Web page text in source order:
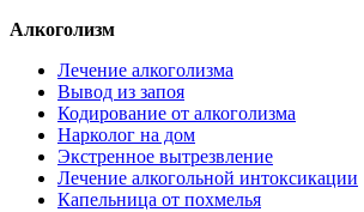
Алкоголизм
Лечение алкоголизма
Вывод из запоя
Кодирование от алкоголизма
Нарколог на дом
Экстренное вытрезвление
Лечение алкогольной интоксикации
Капельница от похмелья